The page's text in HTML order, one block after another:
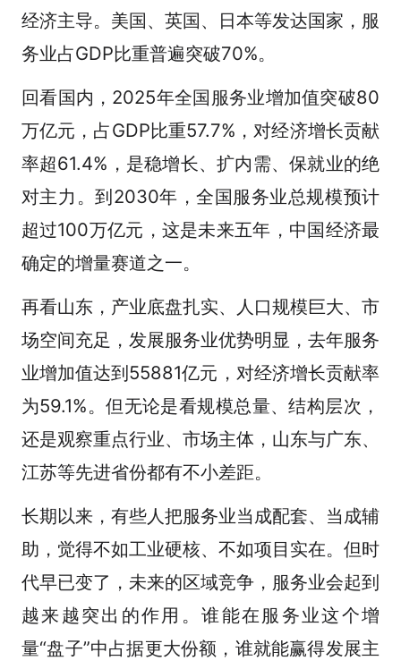
经济主导。美国、英国、日本等发达国家，服
务业占GDP比重普遍突破70%。
回看国内，2025年全国服务业增加值突破80
万亿元，占GDP比重57.7%，对经济增长贡献
率超61.4%，是稳增长、扩内需、保就业的绝
对主力。到2030年，全国服务业总规模预计
超过100万亿元，这是未来五年，中国经济最
确定的增量赛道之一。
再看山东，产业底盘扎实、人口规模巨大、市
场空间充足，发展服务业优势明显，去年服务
业增加值达到55881亿元，对经济增长贡献率
为59.1%。但无论是看规模总量、结构层次，
还是观察重点行业、市场主体，山东与广东、
江苏等先进省份都有不小差距。
长期以来，有些人把服务业当成配套、当成辅
助，觉得不如工业硬核、不如项目实在。但时
代早已变了，未来的区域竞争，服务业会起到
越来越突出的作用。谁能在服务业这个增
量“盘子”中占据更大份额，谁就能赢得发展主